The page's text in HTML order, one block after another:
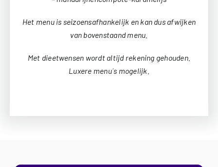
Het menu is seizoensafhankelijk en kan dus afwijken
van bovenstaand menu.
Met dieetwensen wordt altijd rekening gehouden.
Luxere menu´s mogelijk.